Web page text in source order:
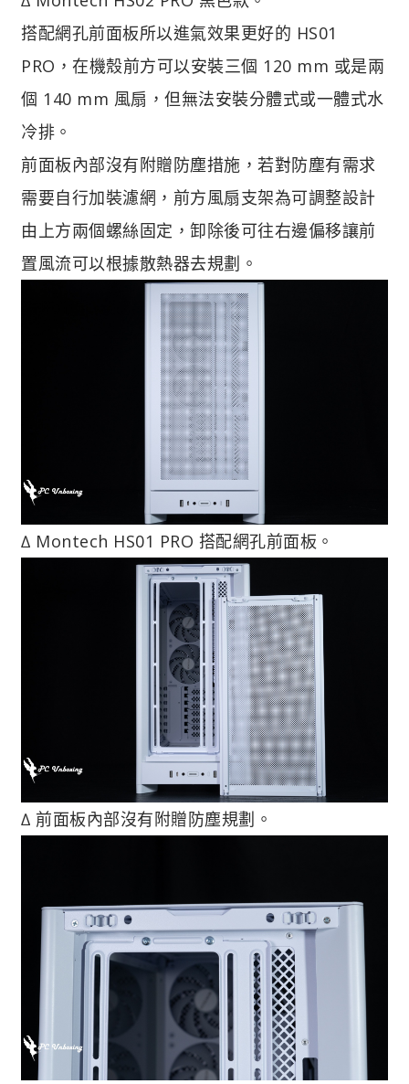
搭配網孔前面板所以進氣效果更好的 HS01
PRO，在機殼前方可以安裝三個 120 mm 或是兩
個 140 mm 風扇，但無法安裝分體式或一體式水
冷排。
前面板內部沒有附贈防塵措施，若對防塵有需求
需要自行加裝濾網，前方風扇支架為可調整設計
由上方兩個螺絲固定，卸除後可往右邊偏移讓前
置風流可以根據散熱器去規劃。
∆ Montech HS01 PRO 搭配網孔前面板。
∆ 前面板內部沒有附贈防塵規劃。